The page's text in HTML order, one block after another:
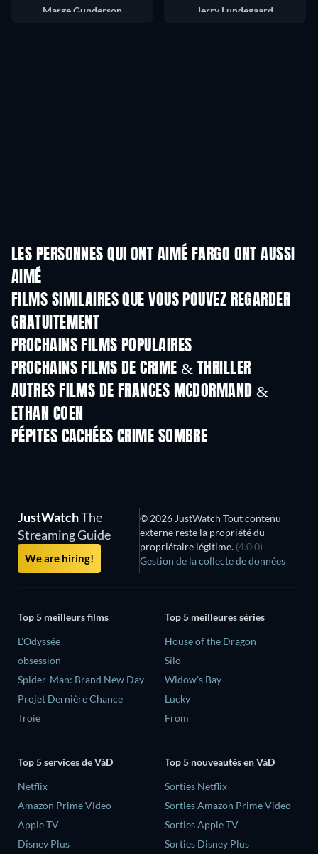
Marge Gunderson
Jerry Lundegaard
LES PERSONNES QUI ONT AIMÉ FARGO ONT AUSSI
AIMÉ
FILMS SIMILAIRES QUE VOUS POUVEZ REGARDER
GRATUITEMENT
PROCHAINS FILMS POPULAIRES
PROCHAINS FILMS DE CRIME & THRILLER
AUTRES FILMS DE FRANCES MCDORMAND &
ETHAN COEN
PÉPITES CACHÉES CRIME SOMBRE
Série
JustWatchThe
Streaming Guide
We are hiring!
© 2026 JustWatch Tout contenu
externe reste la propriété du
propriétaire légitime. (4.0.0)
Gestion de la collecte de données
Top 5 meilleurs films
L'Odyssée
obsession
Spider-Man: Brand New Day
Projet Dernière Chance
Troie
Top 5 meilleures séries
House of the Dragon
Silo
Widow’s Bay
Lucky
From
Top 5 services de VàD
Netflix
Amazon Prime Video
Apple TV
Disney Plus
Top 5 nouveautés en VàD
Sorties Netflix
Sorties Amazon Prime Video
Sorties Apple TV
Sorties Disney Plus